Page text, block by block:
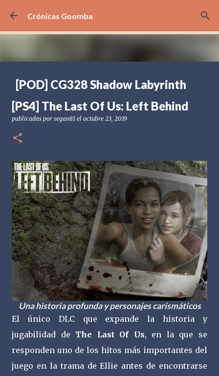
Ir al contenido principal
Crónicas Goomba
[POD] CG328 Shadow Labyrinth
[PS5] PLAYSTATION 5
[PS4] The Last Of Us: Left Behind
publicadas por segan81 el octubre 23, 2019
Una historia profunda y personajes carismáticos
El único DLC que expande la historia y
jugabilidad de The Last Of Us, en la que se
responden uno de los hitos más importantes del
juego en la trama de Ellie antes de encontrarse